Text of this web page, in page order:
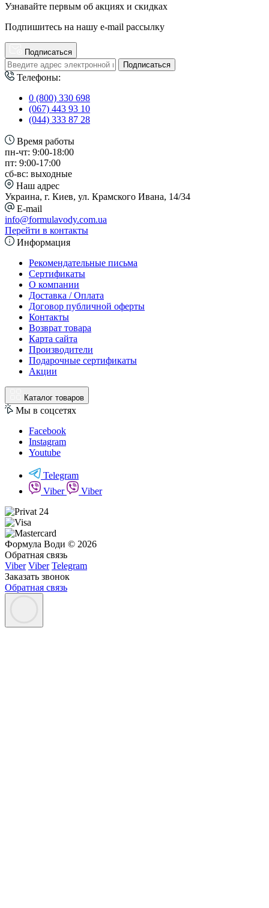
Узнавайте первым об акциях и скидках
Подпишитесь на нашу e-mail рассылку
Подписаться
Подписаться
Телефоны:
0 (800) 330 698
(067) 443 93 10
(044) 333 87 28
Время работы
пн-чт: 9:00-18:00
пт: 9:00-17:00
сб-вс: выходные
Наш адрес
Украина, г. Киев, ул. Крамского Ивана, 14/34
E-mail
info@formulavody.com.ua
Перейти в контакты
Информация
Рекомендательные письма
Сертификаты
О компании
Доставка / Оплата
Договор публичной оферты
Контакты
Возврат товара
Карта сайта
Производители
Подарочные сертификаты
Акции
Каталог товаров
Мы в соцсетях
Facebook
Instagram
Youtube
Telegram
Viber
Viber
Формула Води © 2026
Обратная связь
Viber Viber Telegram
Заказать звонок
Обратная связь